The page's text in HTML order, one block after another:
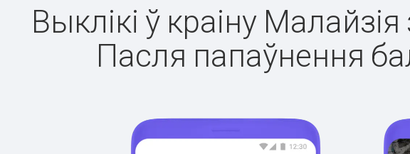
Выклікі ў краіну
Пасля папаўнення